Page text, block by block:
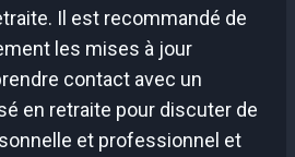
Il est recommandé de
les mises à jour
contact avec un
en retraite pour discuter de
et professionnel et